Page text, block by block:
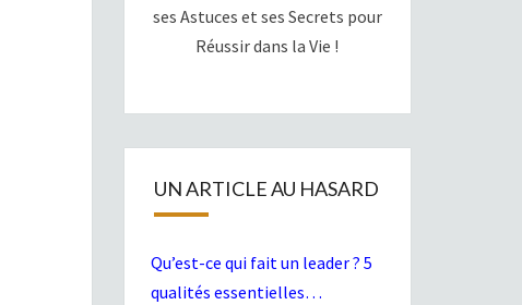
ses Astuces et ses Secrets pour
Réussir dans la Vie !
UN ARTICLE AU HASARD
Qu’est-ce qui fait un leader ? 5
qualités essentielles…